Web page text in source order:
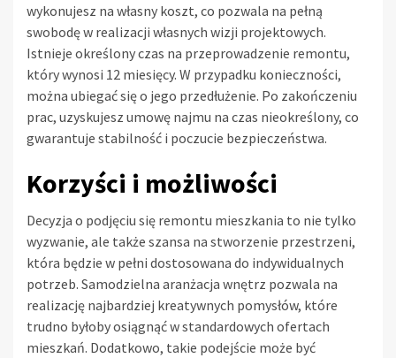
wykonujesz na własny koszt, co pozwala na pełną
swobodę w realizacji własnych wizji projektowych.
Istnieje określony czas na przeprowadzenie remontu,
który wynosi 12 miesięcy. W przypadku konieczności,
można ubiegać się o jego przedłużenie. Po zakończeniu
prac, uzyskujesz umowę najmu na czas nieokreślony, co
gwarantuje stabilność i poczucie bezpieczeństwa.
Korzyści i możliwości
Decyzja o podjęciu się remontu mieszkania to nie tylko
wyzwanie, ale także szansa na stworzenie przestrzeni,
która będzie w pełni dostosowana do indywidualnych
potrzeb. Samodzielna aranżacja wnętrz pozwala na
realizację najbardziej kreatywnych pomysłów, które
trudno byłoby osiągnąć w standardowych ofertach
mieszkań. Dodatkowo, takie podejście może być